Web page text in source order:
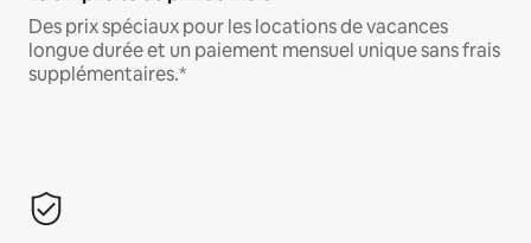
Des prix spéciaux pour les locations de vacances
longue durée et un paiement mensuel unique sans frais
supplémentaires.*